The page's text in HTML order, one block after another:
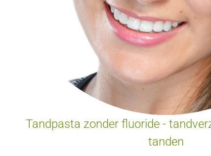
Tandpasta zonder fluoride -
tanden